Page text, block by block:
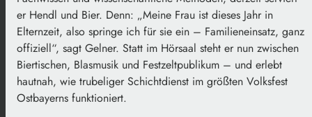
er Hendl und Bier. Denn: „Meine Frau ist dieses Jahr in
Elternzeit, also springe ich für sie ein – Familieneinsatz, ganz
offiziell“, sagt Gelner. Statt im Hörsaal steht er nun zwischen
Biertischen, Blasmusik und Festzeltpublikum – und erlebt
hautnah, wie trubeliger Schichtdienst im größten Volksfest
Ostbayerns funktioniert.